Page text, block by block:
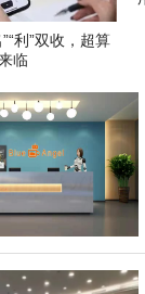
利”双收，超算
临